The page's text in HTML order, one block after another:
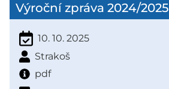
Výroční zpráva 2024/2025
10. 10. 2025
Strakoš
pdf